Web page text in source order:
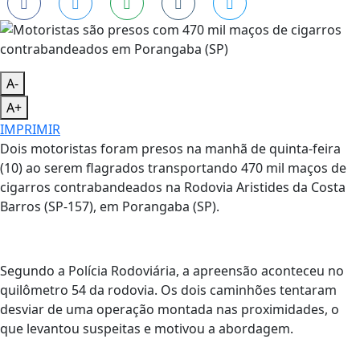
A-
A+
IMPRIMIR
Dois motoristas foram presos na manhã de quinta-feira
(10) ao serem flagrados transportando 470 mil maços de
cigarros contrabandeados na Rodovia Aristides da Costa
Barros (SP-157), em Porangaba (SP).
Segundo a Polícia Rodoviária, a apreensão aconteceu no
quilômetro 54 da rodovia. Os dois caminhões tentaram
desviar de uma operação montada nas proximidades, o
que levantou suspeitas e motivou a abordagem.